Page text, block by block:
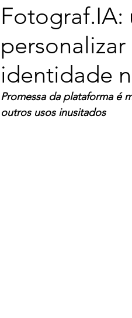
Fotograf.IA:
identidade
Promessa da plataforma é
outros usos inusitados